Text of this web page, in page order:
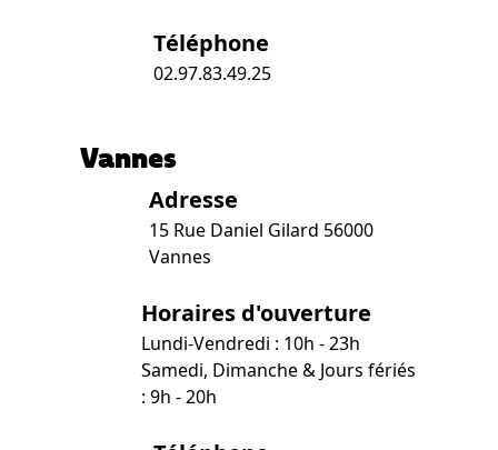
Téléphone
02.97.83.49.25
Vannes
Adresse
15 Rue Daniel Gilard 56000
Vannes
Horaires d'ouverture
Lundi-Vendredi : 10h - 23h
Samedi, Dimanche & Jours fériés
: 9h - 20h